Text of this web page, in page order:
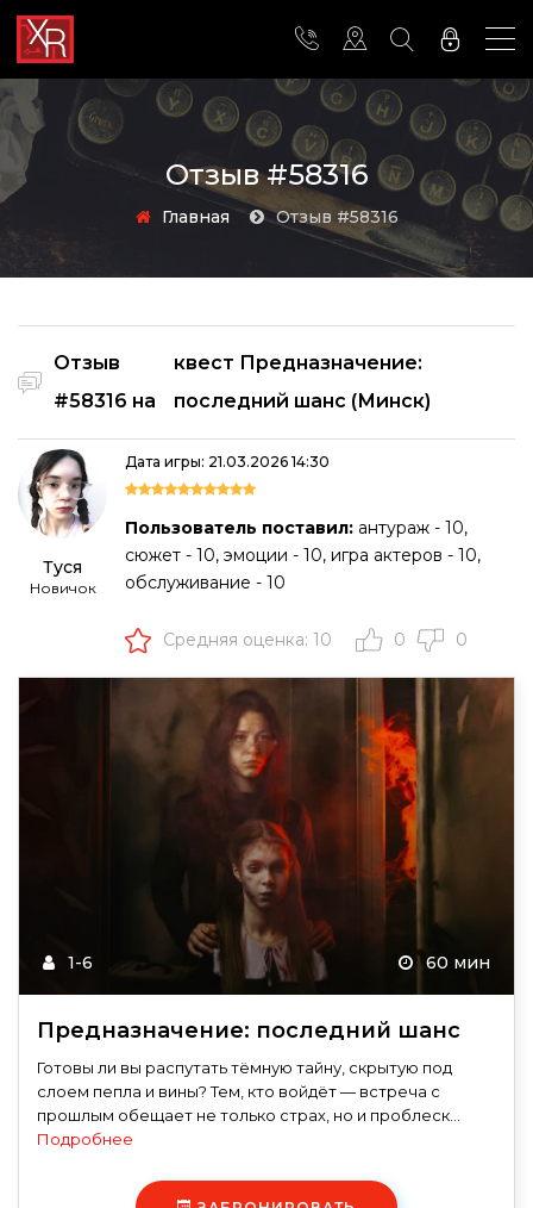
Отзыв #58316
Главная Отзыв #58316
Отзыв
#58316 на
квест Предназначение:
последний шанс (Минск)
Туся
Новичок
Дата игры: 21.03.2026 14:30
Пользователь поставил: антураж - 10,
сюжет - 10, эмоции - 10, игра актеров - 10,
обслуживание - 10
Средняя оценка: 10 0 0
1-6 60 мин
Предназначение: последний шанс
Готовы ли вы распутать тёмную тайну, скрытую под
слоем пепла и вины? Тем, кто войдёт — встреча с
прошлым обещает не только страх, но и проблеск...
Подробнее